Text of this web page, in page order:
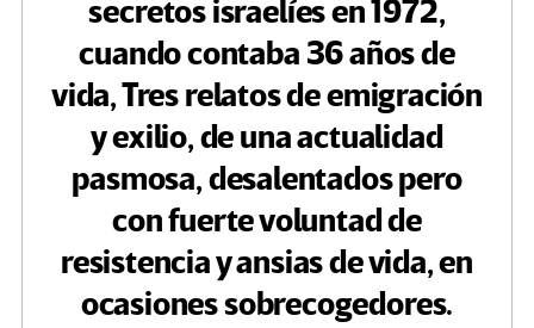
secretos israelíes en 1972,
cuando contaba 36 años de
vida, Tres relatos de emigración
y exilio, de una actualidad
pasmosa, desalentados pero
con fuerte voluntad de
resistencia y ansias de vida, en
ocasiones sobrecogedores.